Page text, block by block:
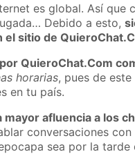
es global. Así que
Debido a esto,
el sitio de
QuieroChat.Com
horarias, pues de
en tu país.
mayor afluencia a los
conversaciones
sea por la tarde